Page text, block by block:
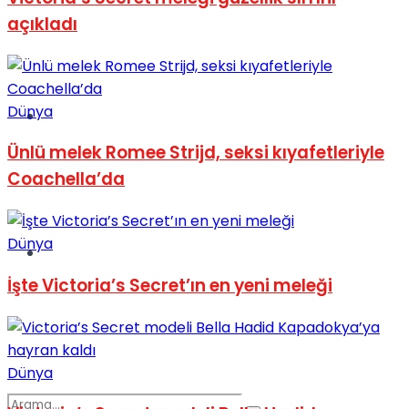
Spor
Podcast
açıkladı
Dünya
Ünlü melek Romee Strijd, seksi kıyafetleriyle
Coachella’da
Dünya
İşte Victoria’s Secret’ın en yeni meleği
Dünya